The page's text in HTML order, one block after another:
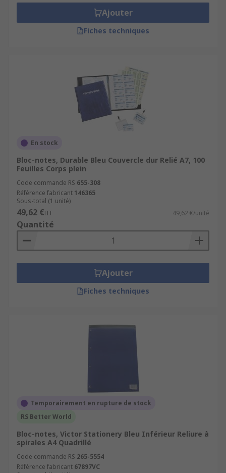
Ajouter
Fiches techniques
En stock
Bloc-notes, Durable Bleu Couvercle dur Relié A7, 100
Feuilles Corps plein
Code commande RS 655-308
Référence fabricant 146365
Sous-total (1 unité)
49,62 €HT 49,62 €/unité
Quantité
Ajouter
Fiches techniques
Temporairement en rupture de stock
RS Better World
Bloc-notes, Victor Stationery Bleu Inférieur Reliure à
spirales A4 Quadrillé
Code commande RS 265-5554
Référence fabricant 67897VC